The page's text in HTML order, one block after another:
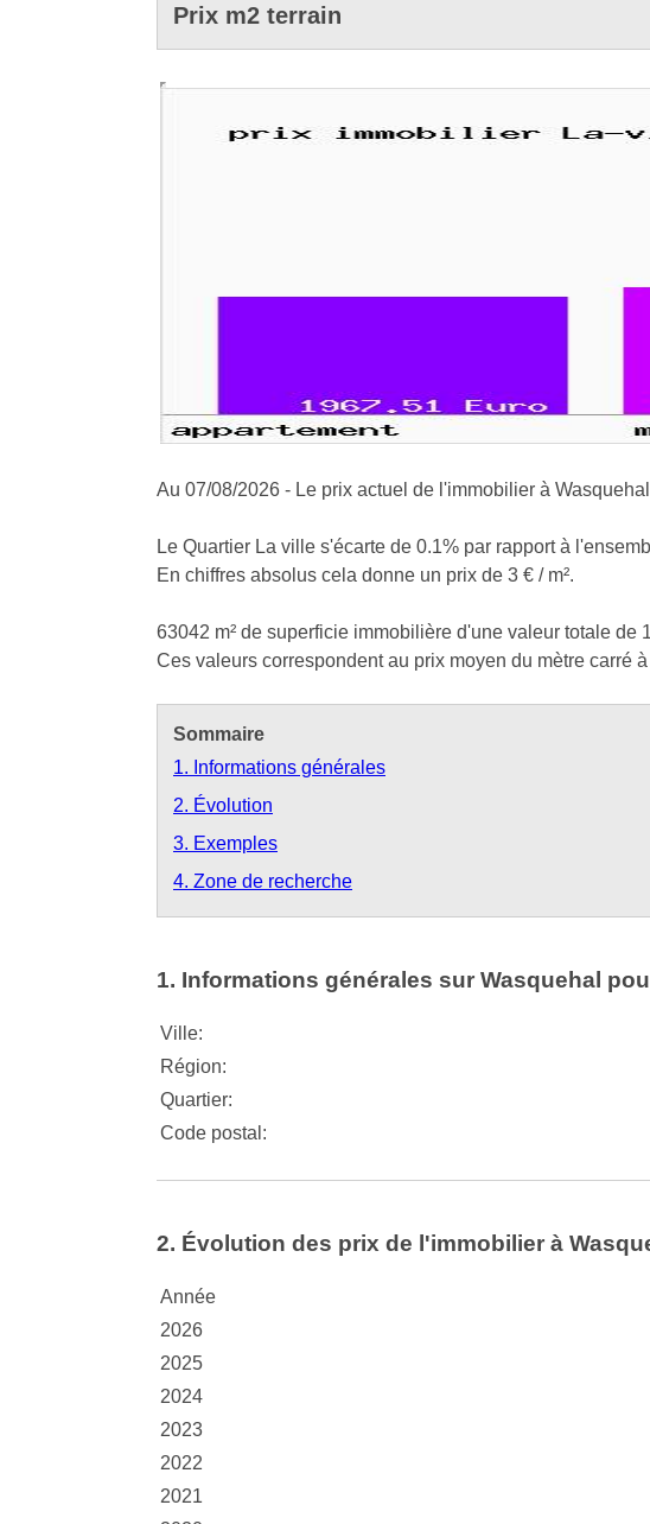
Prix m2 terrain
Au 07/08/2026 - Le prix actuel de l'immobilier à
Le Quartier La ville s'écarte de 0.1% par rapport à
En chiffres absolus cela donne un prix de 3 € / m².
63042 m² de superficie immobilière d'une valeur totale
Ces valeurs correspondent au prix moyen du mètre carré
Sommaire
1. Informations générales
2. Évolution
3. Exemples
4. Zone de recherche
1. Informations générales sur Wasquehal
Ville:
Région:
Quartier:
Code postal:
2. Évolution des prix de l'immobilier à
Année
2026
2025
2024
2023
2022
2021